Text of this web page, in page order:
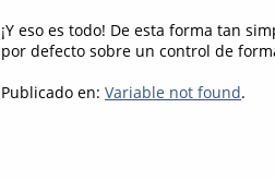
¡Y eso es todo! De esta forma tan
por defecto sobre un control de
Publicado en: Variable not found.